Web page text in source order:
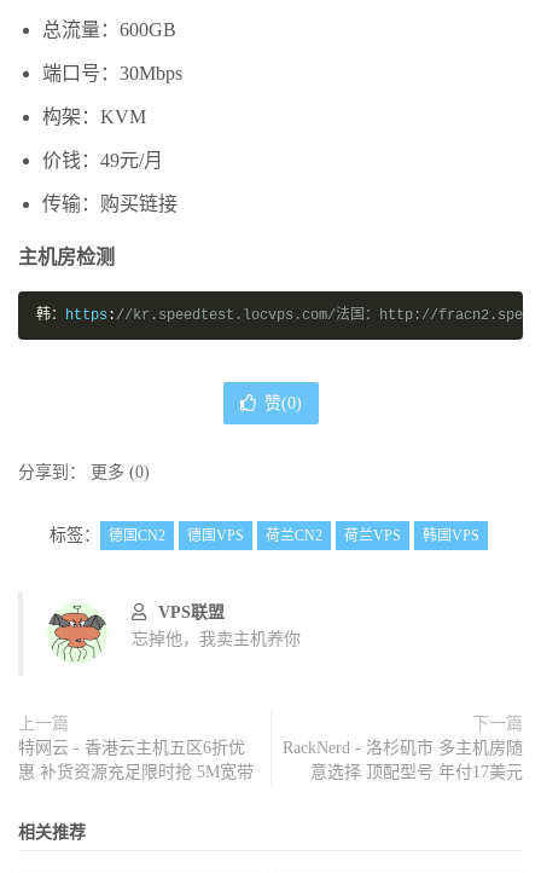
总流量：600GB
端口号：30Mbps
构架：KVM
价钱：49元/月
传输：购买链接
主机房检测
韩： https : //kr.speedtest.locvps.com/法国：http://
赞(0)
分享到： 更多 (0)
标签： 德国CN2 德国VPS 荷兰CN2 荷兰VPS 韩国VPS
VPS联盟
忘掉他，我卖主机养你
上一篇
特网云 - 香港云主机五区6折优
惠 补货资源充足限时抢 5M宽带
下一篇
RackNerd - 洛杉矶市 多主机房随
意选择 顶配型号 年付17美元
相关推荐